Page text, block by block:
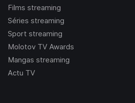
Films streaming
Séries streaming
Sport streaming
Molotov TV Awards
Mangas streaming
Actu TV